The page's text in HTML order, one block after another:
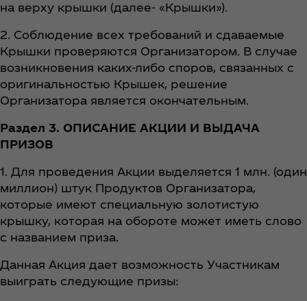
на верху крышки (далее- «Крышки»).
2. Соблюдение всех требований и сдаваемые
Крышки проверяются Организатором. В случае
возникновения каких-либо споров, связанных с
оригинальностью Крышек, решение
Организатора является окончательным.
Раздел 3. ОПИСАНИЕ АКЦИИ И ВЫДАЧА
ПРИЗОВ
1. Для проведения Акции выделяется 1 млн. (один
миллион) штук Продуктов Организатора,
которые имеют специальную золотистую
крышку, которая на обороте может иметь слово
с названием приза.
Данная Акция дает возможность Участникам
выиграть следующие призы: